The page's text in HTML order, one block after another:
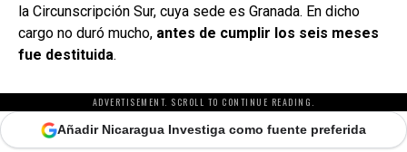
la Circunscripción Sur, cuya sede es Granada. En dicho
cargo no duró mucho, antes de cumplir los seis meses
fue destituida.
ADVERTISEMENT. SCROLL TO CONTINUE READING.
Añadir Nicaragua Investiga como fuente preferida